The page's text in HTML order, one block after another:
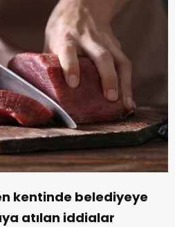
kentinde belediyeye
atılan iddialar